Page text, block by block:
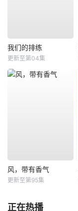
我们的排练
更新至第04集
风，带有香气
更新至第95集
正在热播